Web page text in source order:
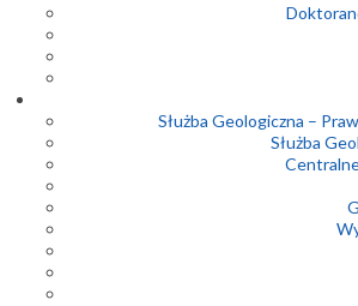
Służba Geologiczna –
Służba